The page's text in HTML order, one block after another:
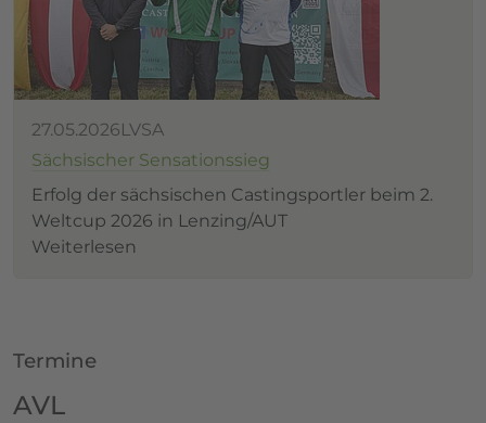
27.05.2026LVSA
Sächsischer Sensationssieg
Erfolg der sächsischen Castingsportler beim 2.
Weltcup 2026 in Lenzing/AUT
Weiterlesen
Termine
AVL